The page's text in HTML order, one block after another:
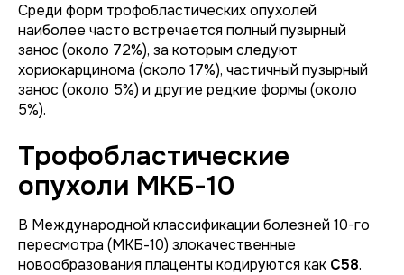
Среди форм трофобластических опухолей
наиболее часто встречается полный пузырный
занос (около 72%), за которым следуют
хориокарцинома (около 17%), частичный пузырный
занос (около 5%) и другие редкие формы (около
5%).
Трофобластические
опухоли МКБ-10
В Международной классификации болезней 10-го
пересмотра (МКБ-10) злокачественные
новообразования плаценты кодируются как C58.